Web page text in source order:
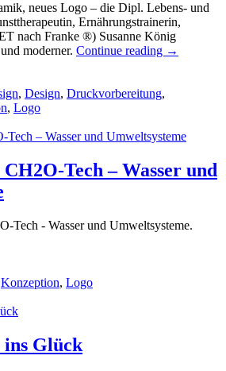
neues Logo – die Dipl. Lebens- und
Ernährungstrainerin,
nach Franke ®) Susanne König
moderner. Continue reading →
, Design, Druckvorbereitung,
, Logo
Tech – Wasser und
Tech - Wasser und Umweltsysteme.
Konzeption, Logo
ins Glück